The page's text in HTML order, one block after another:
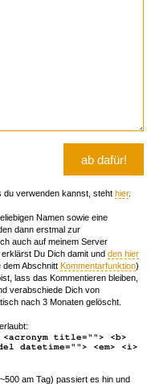
du verwenden kannst, steht hier.
Namen sowie eine
dann erstmal zur
auch auf meinem Server
Du Dich damit und den hier
Abschnitt Kommentarfunktion)
lass das Kommentieren bleiben,
verabschiede Dich von
nach 3 Monaten gelöscht.
title=""> <b>
datetime=""> <em> <i>
am Tag) passiert es hin und